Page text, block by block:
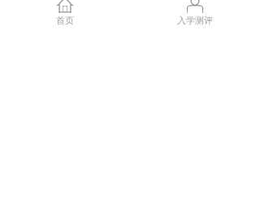
初期旅游时我大多不带袋子上街,到后期才用束口袋带水瓶 等,手上没
有包包通常也比较不会有目标物让小偷们下手。另外身上 也要带著
首页 入学测评